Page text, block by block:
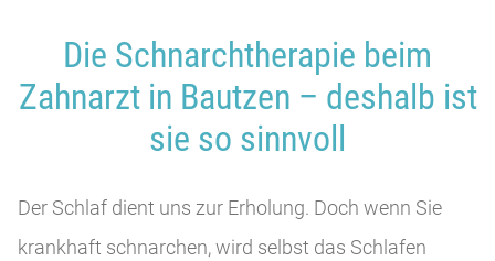
Die Schnarchtherapie beim
Zahnarzt in Bautzen – deshalb ist
sie so sinnvoll
Der Schlaf dient uns zur Erholung. Doch wenn Sie
krankhaft schnarchen, wird selbst das Schlafen